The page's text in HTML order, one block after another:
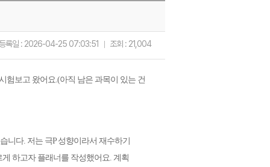
등록일 : 2026-04-25 07:03:51 조회 : 21,004
험보고 왔어요.(아직 남은 과목이 있는 건
니다. 저는 극P 성향이라서 재수하기
하고자 플래너를 작성했어요. 계획